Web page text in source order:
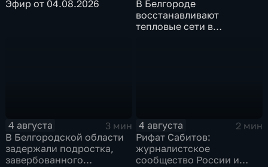
Эфир от 04.08.2026
В Белгороде
восстанавливают
тепловые сети в
4 августа
3 мин
В Белгородской области
задержали подростка,
завербованного
4 августа
2 мин
Рифат Сабитов:
журналистское
сообщество России и